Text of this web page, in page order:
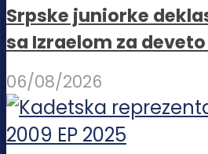
Srpske juniorke
sa Izraelom za
06/08/2026